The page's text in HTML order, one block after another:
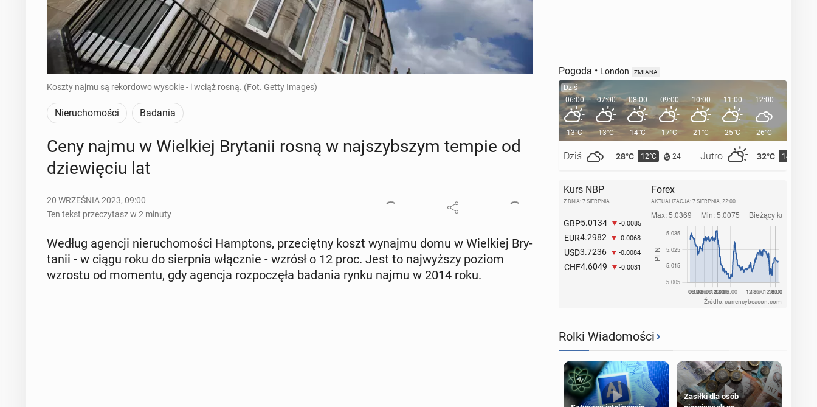
Koszty najmu są rekordowo wysokie - i wciąż rosną. (Fot. Getty Images)
Nieruchomości Badania
Ceny najmu w Wiel­kiej Bry­ta­nii rosną w naj­szyb­szym tempie od
dzie­wię­ciu lat
20 WRZEŚNIA 2023, 09:00
Ten tekst przeczytasz w 2 minuty
Według agencji nie­ru­cho­mo­ści Hamp­tons, prze­cięt­ny koszt wynajmu domu w Wiel­kiej Bry­
ta­nii - w ciągu roku do sierp­nia włącz­nie - wzrósł o 12 proc. Jest to naj­wyż­szy poziom
wzrostu od momentu, gdy agencja roz­po­czę­ła badania rynku najmu w 2014 roku.
Pogoda • London ZMIANA
Dziś
06:00
13°C
Dziś 28°C 12°C 24 Jutro 32°C 14°C
07:00
13°C
08:00
14°C
09:00
17°C
10:00
21°C
11:00
25°C
12:00
26°C
13:00
Kurs NBP
Z DNIA: 7 SIERPNIA
GBP5.0134 -0.0085
EUR4.2982 -0.0068
USD3.7236 -0.0084
CHF4.6049 -0.0031
Forex
AKTUALIZACJA: 7 SIERPNIA, 22:00
Źródło: currencybeacon.com
Rolki Wiadomości›
Zasiłki dla osób